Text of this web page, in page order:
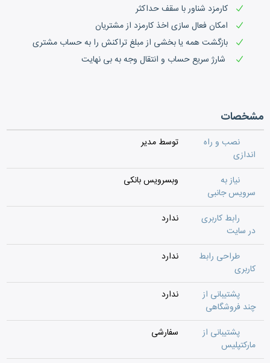
کارمزد شناور با سقف حداکثر
امکان فعال سازی اخذ کارمزد از مشتریان
بازگشت همه یا بخشی از مبلغ تراکنش را به حساب مشتری
شارژ سریع حساب و انتقال وجه به بی نهایت
مشخصات
نصب و راه
اندازی
توسط مدیر
نیاز به
سرویس جانبی
وبسرویس بانکی
رابط کاربری
در سایت
ندارد
طراحی رابط
کاربری
ندارد
پشتیبانی از
چند فروشگاهی
ندارد
پشتیبانی از
مارکتپلیس
سفارشی